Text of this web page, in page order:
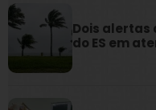
Dois alertas
do ES em